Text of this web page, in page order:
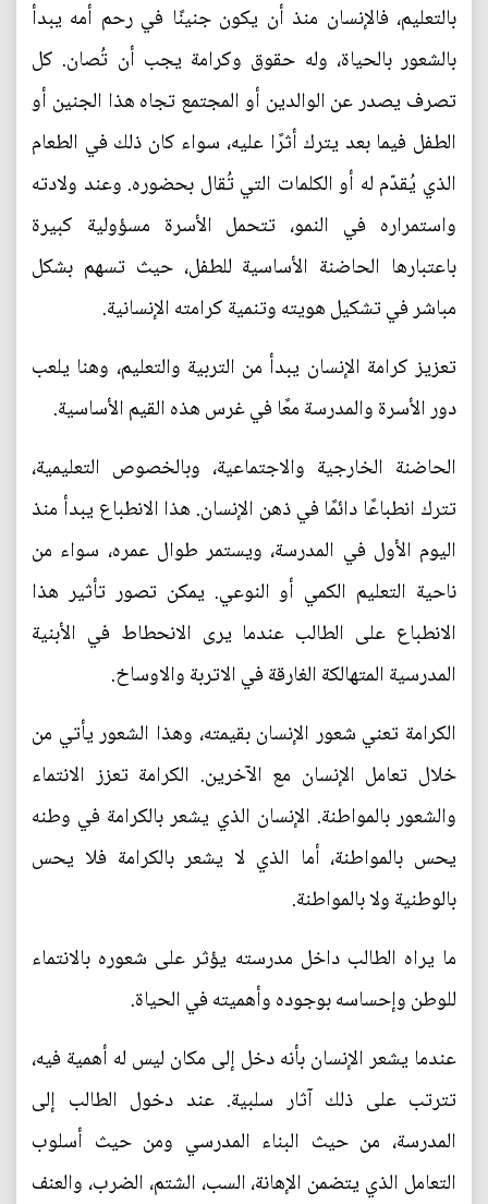
بالتعليم، فالإنسان منذ أن يكون جنينًا في رحم أمه يبدأ
بالشعور بالحياة، وله حقوق وكرامة يجب أن تُصان. كل
تصرف يصدر عن الوالدين أو المجتمع تجاه هذا الجنين أو
الطفل فيما بعد يترك أثرًا عليه، سواء كان ذلك في الطعام
الذي يُقدّم له أو الكلمات التي تُقال بحضوره. وعند ولادته
واستمراره في النمو، تتحمل الأسرة مسؤولية كبيرة
باعتبارها الحاضنة الأساسية للطفل، حيث تسهم بشكل
مباشر في تشكيل هويته وتنمية كرامته الإنسانية.
تعزيز كرامة الإنسان يبدأ من التربية والتعليم، وهنا يلعب
دور الأسرة والمدرسة معًا في غرس هذه القيم الأساسية.
الحاضنة الخارجية والاجتماعية، وبالخصوص التعليمية،
تترك انطباعًا دائمًا في ذهن الإنسان. هذا الانطباع يبدأ منذ
اليوم الأول في المدرسة، ويستمر طوال عمره، سواء من
ناحية التعليم الكمي أو النوعي. يمكن تصور تأثير هذا
الانطباع على الطالب عندما يرى الانحطاط في الأبنية
المدرسية المتهالكة الغارقة في الاتربة والاوساخ.
الكرامة تعني شعور الإنسان بقيمته، وهذا الشعور يأتي من
خلال تعامل الإنسان مع الآخرين. الكرامة تعزز الانتماء
والشعور بالمواطنة. الإنسان الذي يشعر بالكرامة في وطنه
يحس بالمواطنة، أما الذي لا يشعر بالكرامة فلا يحس
بالوطنية ولا بالمواطنة.
ما يراه الطالب داخل مدرسته يؤثر على شعوره بالانتماء
للوطن وإحساسه بوجوده وأهميته في الحياة.
عندما يشعر الإنسان بأنه دخل إلى مكان ليس له أهمية فيه،
تترتب على ذلك آثار سلبية. عند دخول الطالب إلى
المدرسة، من حيث البناء المدرسي ومن حيث أسلوب
التعامل الذي يتضمن الإهانة، السب، الشتم، الضرب، والعنف